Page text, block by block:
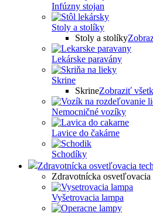
Infúzny stojan
Stoly a stolíky
Stoly a stolíky
Lekárske paravány
Skrine
SkrineZobraziť
Nemocničné vozíky
Lavice do čakárne
Schodíky
Zdravotnícka osvetľovacia
Zdravotnícka osvetľovacia
Vyšetrovacia lampa